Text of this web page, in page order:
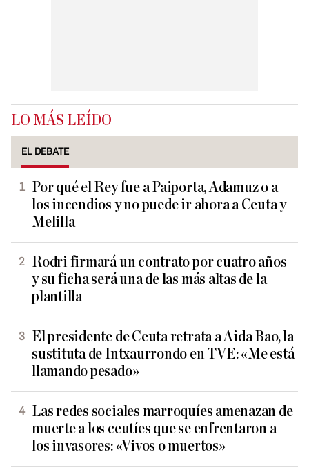
LO MÁS LEÍDO
EL DEBATE
Por qué el Rey fue a Paiporta, Adamuz o a
los incendios y no puede ir ahora a Ceuta y
Melilla
Rodri firmará un contrato por cuatro años
y su ficha será una de las más altas de la
plantilla
El presidente de Ceuta retrata a Aida Bao, la
sustituta de Intxaurrondo en TVE: «Me está
llamando pesado»
Las redes sociales marroquíes amenazan de
muerte a los ceutíes que se enfrentaron a
los invasores: «Vivos o muertos»